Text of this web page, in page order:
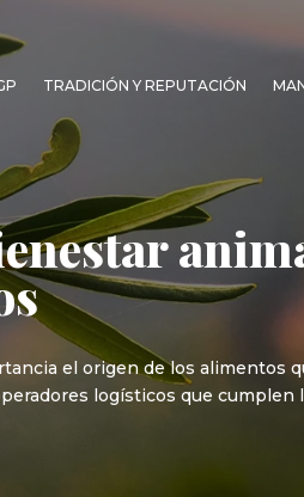
TRADICIÓN Y REPUTACIÓN
el origen de los alimentos
logísticos que cumplen